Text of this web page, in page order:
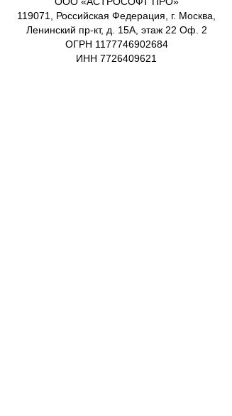
119071, Российская Федерация, г. Москва,
Ленинский пр-кт, д. 15А, этаж 22 Оф. 2
ОГРН 1177746902684
ИНН 7726409621